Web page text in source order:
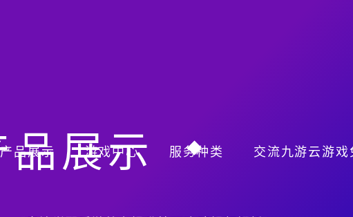
产品展示 游戏中心 服务种类 交流九游云游
品展示